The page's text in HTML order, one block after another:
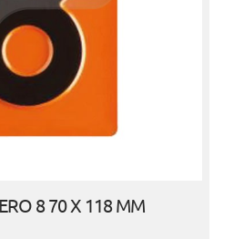
8 70 X 118 MM